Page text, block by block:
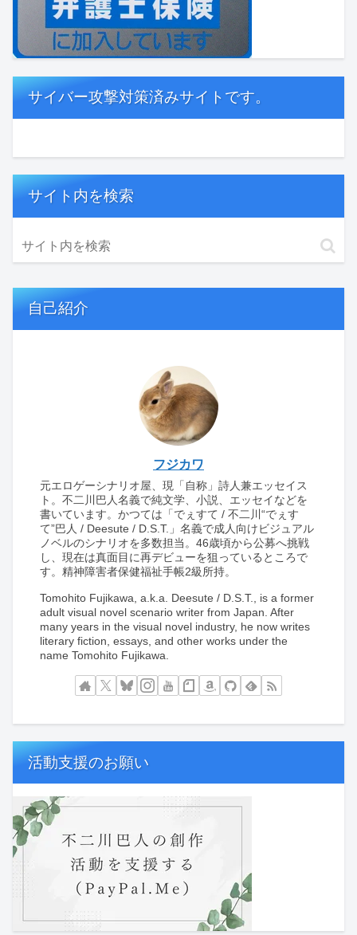
サイバー攻撃対策済みサイトです。
サイト内を検索
自己紹介
フジカワ
元エロゲーシナリオ屋、現「自称」詩人兼エッセイス
ト。不二川巴人名義で純文学、小説、エッセイなどを
書いています。かつては「でぇすて / 不二川“でぇす
て”巴人 / Deesute / D.S.T.」名義で成人向けビジュアル
ノベルのシナリオを多数担当。46歳頃から公募へ挑戦
し、現在は真面目に再デビューを狙っているところで
す。精神障害者保健福祉手帳2級所持。
Tomohito Fujikawa, a.k.a. Deesute / D.S.T., is a former
adult visual novel scenario writer from Japan. After
many years in the visual novel industry, he now writes
literary fiction, essays, and other works under the
name Tomohito Fujikawa.
活動支援のお願い